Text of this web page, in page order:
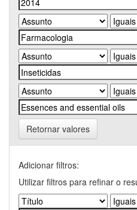
Retornar valores
Adicionar filtros:
Utilizar filtros para refinar o